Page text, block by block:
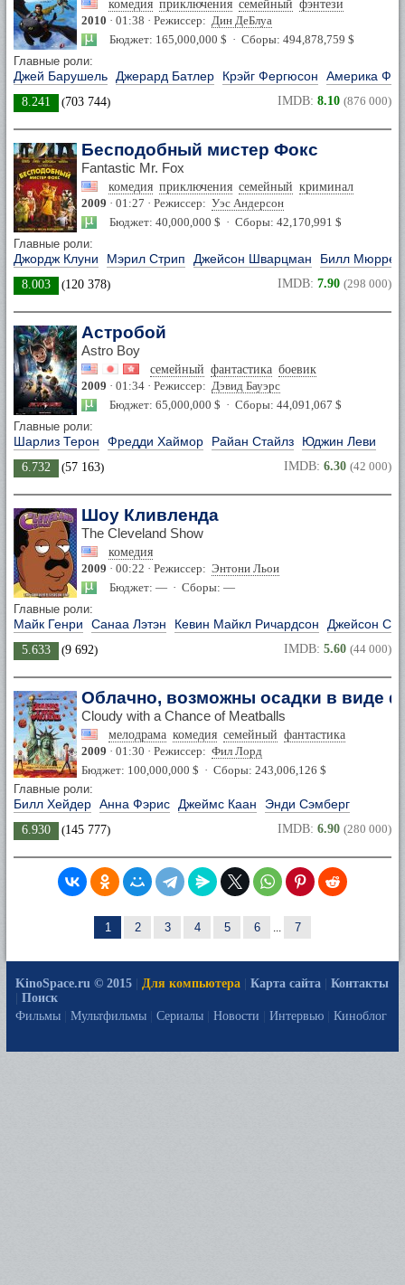
комедия приключения семейный фэнтези
2010 · 01:38 · Режиссер: Дин ДеБлуа
Бюджет: 165,000,000 $ · Сборы: 494,878,759 $
Главные роли:
Джей Барушель Джерард Батлер Крэйг Фергюсон Америка
8.241 (703 744) IMDB: 8.10 (876 000)
Бесподобный мистер Фокс
Fantastic Mr. Fox
комедия приключения семейный криминал
2009 · 01:27 · Режиссер: Уэс Андерсон
Бюджет: 40,000,000 $ · Сборы: 42,170,991 $
Главные роли:
Джордж Клуни Мэрил Стрип Джейсон Шварцман Билл Мюррей
8.003 (120 378) IMDB: 7.90 (298 000)
Астробой
Astro Boy
семейный фантастика боевик
2009 · 01:34 · Режиссер: Дэвид Бауэрс
Бюджет: 65,000,000 $ · Сборы: 44,091,067 $
Главные роли:
Шарлиз Терон Фредди Хаймор Райан Стайлз Юджин Леви
6.732 (57 163) IMDB: 6.30 (42 000)
Шоу Кливленда
The Cleveland Show
комедия
2009 · 00:22 · Режиссер: Энтони Льои
Бюджет: — · Сборы: —
Главные роли:
Майк Генри Санаа Лэтэн Кевин Майкл Ричардсон Джейсон
5.633 (9 692) IMDB: 5.60 (44 000)
Облачно, возможны осадки в виде
Cloudy with a Chance of Meatballs
мелодрама комедия семейный фантастика
2009 · 01:30 · Режиссер: Фил Лорд
Бюджет: 100,000,000 $ · Сборы: 243,006,126 $
Главные роли:
Билл Хейдер Анна Фэрис Джеймс Каан Энди Сэмберг
6.930 (145 777) IMDB: 6.90 (280 000)
1 2 3 4 5 6 ... 7
KinoSpace.ru © 2015 Для компьютера Карта сайта
Контакты
Поиск
Фильмы
Мультфильмы Сериалы Новости Интервью Киноблог